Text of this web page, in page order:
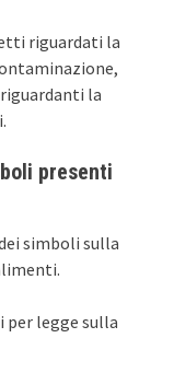
riguardati la
la
presenti
simboli sulla
per legge sulla